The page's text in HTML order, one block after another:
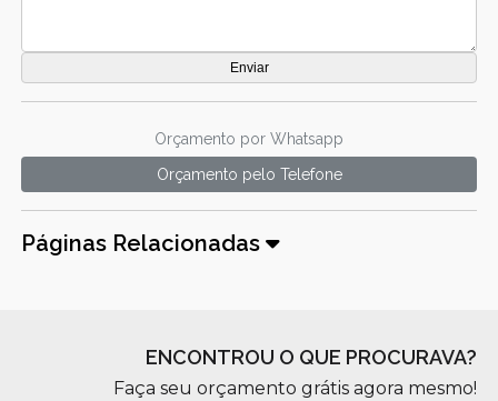
Orçamento por Whatsapp
Orçamento pelo Telefone
Páginas Relacionadas
ENCONTROU O QUE PROCURAVA?
Faça seu orçamento grátis agora mesmo!